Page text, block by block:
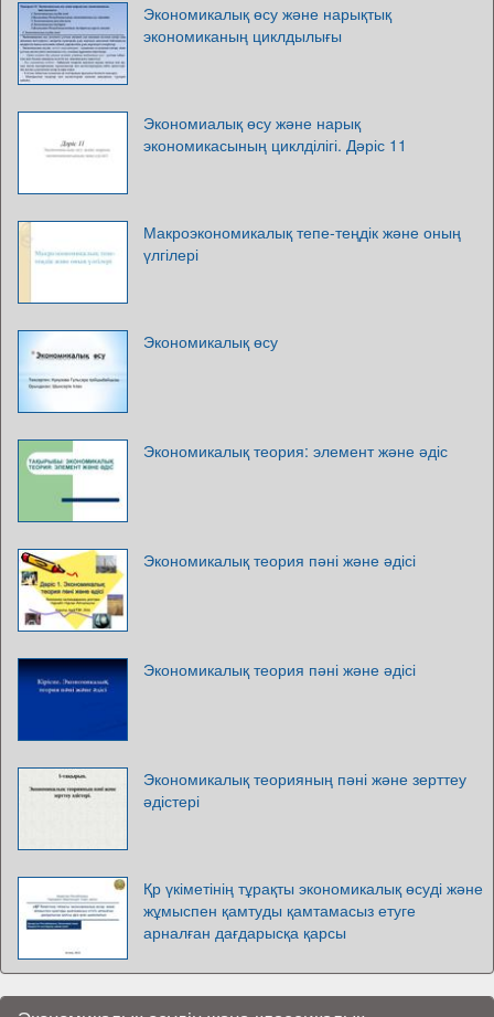
Экономикалық өсу және нарықтық
экономиканың циклдылығы
Экономиалық өсу және нарық
экономикасының циклділігі. Дәріс 11
Макроэкономикалық тепе-теңдік және оның
үлгілері
Экономикалық өсу
Экономикалық теория: элемент және әдіс
Экономикалық теория пәні және әдісі
Экономикалық теория пәні және әдісі
Экономикалық теорияның пәні және зерттеу
әдістері
Қр үкіметінің тұрақты экономикалық өсуді және
жұмыспен қамтуды қамтамасыз етуге
арналған дағдарысқа қарсы